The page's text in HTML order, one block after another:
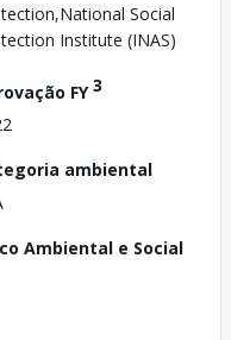
Social
Institute (INAS)
FY3
ambiental
Ambiental e Social